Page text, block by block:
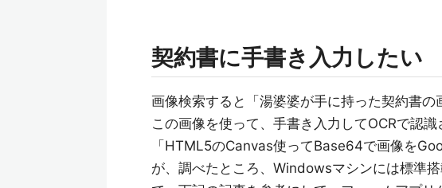
契約書に手書き入力したい
画像検索すると「湯婆婆が手に持った契約書の
この画像を使って、手書き入力してOCRで認
「HTML5のCanvas使ってBase64で画像を
が、調べたところ、Windowsマシンには標準